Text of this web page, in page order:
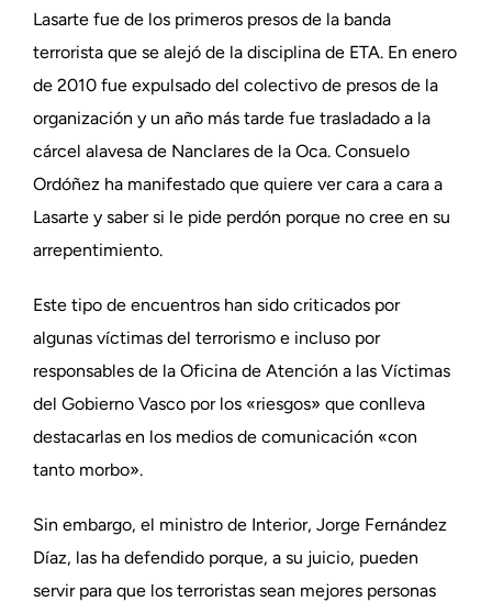
Lasarte fue de los primeros presos de la banda
terrorista que se alejó de la disciplina de ETA. En enero
de 2010 fue expulsado del colectivo de presos de la
organización y un año más tarde fue trasladado a la
cárcel alavesa de Nanclares de la Oca. Consuelo
Ordóñez ha manifestado que quiere ver cara a cara a
Lasarte y saber si le pide perdón porque no cree en su
arrepentimiento.
Este tipo de encuentros han sido criticados por
algunas víctimas del terrorismo e incluso por
responsables de la Oficina de Atención a las Víctimas
del Gobierno Vasco por los «riesgos» que conlleva
destacarlas en los medios de comunicación «con
tanto morbo».
Sin embargo, el ministro de Interior, Jorge Fernández
Díaz, las ha defendido porque, a su juicio, pueden
servir para que los terroristas sean mejores personas